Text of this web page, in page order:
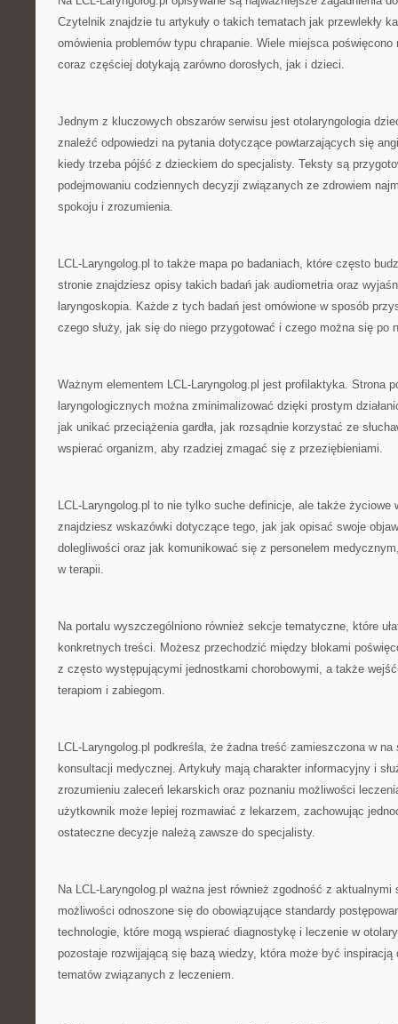
Czytelnik znajdzie tu artykuły o takich tematach jak przewlekły
omówienia problemów typu chrapanie. Wiele miejsca poświęcono
coraz częściej dotykają zarówno dorosłych, jak i dzieci.
Jednym z kluczowych obszarów serwisu jest otolaryngologia
znaleźć odpowiedzi na pytania dotyczące powtarzających się
kiedy trzeba pójść z dzieckiem do specjalisty. Teksty są
podejmowaniu codziennych decyzji związanych ze zdrowiem
spokoju i zrozumienia.
LCL-Laryngolog.pl to także mapa po badaniach, które często
stronie znajdziesz opisy takich badań jak audiometria oraz
laryngoskopia. Każde z tych badań jest omówione w sposób
czego służy, jak się do niego przygotować i czego można się po
Ważnym elementem LCL-Laryngolog.pl jest profilaktyka. Strona
laryngologicznych można zminimalizować dzięki prostym
jak unikać przeciążenia gardła, jak rozsądnie korzystać ze
wspierać organizm, aby rzadziej zmagać się z przeziębieniami.
LCL-Laryngolog.pl to nie tylko suche definicje, ale także życiowe
znajdziesz wskazówki dotyczące tego, jak jak opisać swoje
dolegliwości oraz jak komunikować się z personelem
w terapii.
Na portalu wyszczególniono również sekcje tematyczne, które
konkretnych treści. Możesz przechodzić między blokami
z często występującymi jednostkami chorobowymi, a także
terapiom i zabiegom.
LCL-Laryngolog.pl podkreśla, że żadna treść zamieszczona w na
konsultacji medycznej. Artykuły mają charakter informacyjny i
zrozumieniu zaleceń lekarskich oraz poznaniu możliwości
użytkownik może lepiej rozmawiać z lekarzem, zachowując
ostateczne decyzje należą zawsze do specjalisty.
Na LCL-Laryngolog.pl ważna jest również zgodność z aktualnymi
możliwości odnoszone się do obowiązujące standardy
technologie, które mogą wspierać diagnostykę i leczenie w
pozostaje rozwijającą się bazą wiedzy, która może być inspiracją
tematów związanych z leczeniem.